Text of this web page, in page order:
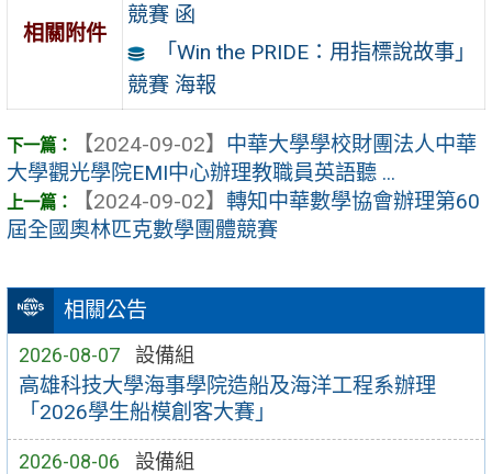
相關公告
2026-08-07 設備組
高雄科技大學海事學院造船及海洋工程系辦理
「2026學生船模創客大賽」
2026-08-06 設備組
相關附件
競賽 函
「Win the PRIDE：用指標說故事」
競賽 海報
【2024-09-02】 中華大學學校財團法人中華
大學觀光學院EMI中心辦理教職員英語聽 ...
【2024-09-02】 轉知中華數學協會辦理第60
屆全國奧林匹克數學團體競賽